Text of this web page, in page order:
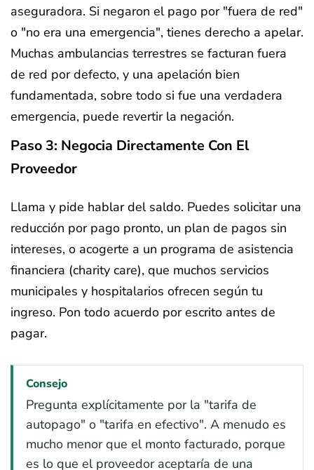
aseguradora. Si negaron el pago por "fuera de red"
o "no era una emergencia", tienes derecho a apelar.
Muchas ambulancias terrestres se facturan fuera
de red por defecto, y una apelación bien
fundamentada, sobre todo si fue una verdadera
emergencia, puede revertir la negación.
Paso 3: Negocia Directamente Con El
Proveedor
Llama y pide hablar del saldo. Puedes solicitar una
reducción por pago pronto, un plan de pagos sin
intereses, o acogerte a un programa de asistencia
financiera (charity care), que muchos servicios
municipales y hospitalarios ofrecen según tu
ingreso. Pon todo acuerdo por escrito antes de
pagar.
Consejo
Pregunta explícitamente por la "tarifa de
autopago" o "tarifa en efectivo". A menudo es
mucho menor que el monto facturado, porque
es lo que el proveedor aceptaría de una